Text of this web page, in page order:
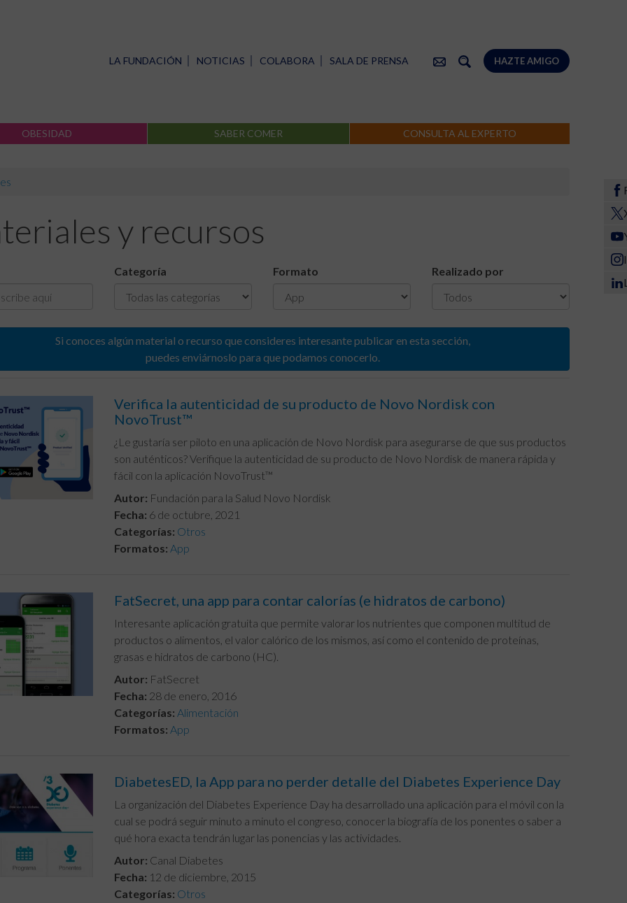
HAZTE AMIGO
LA FUNDACIÓN NOTICIAS COLABORA SALA DE PRENSA
OBESIDAD SABER COMER CONSULTA AL EXPERTO
y recursos
Categoría Formato Realizado por
Si conoces algún material o recurso que consideres interesante publicar en esta sección,
puedes enviárnoslo para que podamos conocerlo.
Verifica la autenticidad de su producto de Novo Nordisk con
NovoTrust™
¿Le gustaría ser piloto en una aplicación de Novo Nordisk para asegurarse de que sus productos
son auténticos? Verifique la autenticidad de su producto de Novo Nordisk de manera rápida y
fácil con la aplicación NovoTrust™
Autor: Fundación para la Salud Novo Nordisk
Fecha: 6 de octubre, 2021
Categorías: Otros
Formatos: App
FatSecret, una app para contar calorías (e hidratos de carbono)
Interesante aplicación gratuita que permite valorar los nutrientes que componen multitud de
productos o alimentos, el valor calórico de los mismos, así como el contenido de proteínas,
grasas e hidratos de carbono (HC).
Autor: FatSecret
Fecha: 28 de enero, 2016
Categorías: Alimentación
Formatos: App
DiabetesED, la App para no perder detalle del Diabetes Experience Day
La organización del Diabetes Experience Day ha desarrollado una aplicación para el móvil con la
cual se podrá seguir minuto a minuto el congreso, conocer la biografía de los ponentes o saber a
qué hora exacta tendrán lugar las ponencias y las actividades.
Autor: Canal Diabetes
Fecha: 12 de diciembre, 2015
Categorías: Otros